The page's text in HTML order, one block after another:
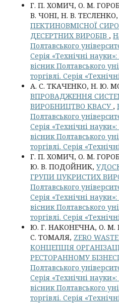
Г. П. ХОМИЧ, О. М.
В. ЧОНІ, Н. В. ТЕСЛЕНКО,
ПЕКТИНОВМІСНОЇ
ДЕСЕРТНИХ ВИРОБІВ ,
Полтавського
Серія «Технічні
вісник Полтавського
торгівлі. Серія
А. С. ТКАЧЕНКО, Н. Ю.
ВПРОВАДЖЕННЯ
ВИРОБНИЦТВО КВАСУ ,
Полтавського
Серія «Технічні
вісник Полтавського
торгівлі. Серія
Г. П. ХОМИЧ, О. М.
Ю. В. ПОДОЙНИК,
ГРУПИ ЦУКРИСТИХ
Полтавського
Серія «Технічні
вісник Полтавського
торгівлі. Серія
Ю. Г. НАКОНЕЧНА, О. М.
С. ТОМАЛЯ, ZERO
КОНЦЕПЦІЯ
РЕСТОРАННОМУ БІЗНЕСІ
Полтавського
Серія «Технічні
вісник Полтавського
торгівлі. Серія